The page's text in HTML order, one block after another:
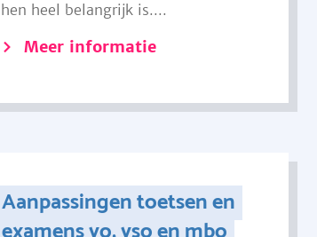
hen heel belangrijk is....
Meer informatie
Aanpassingen toetsen en